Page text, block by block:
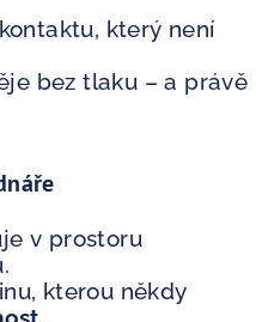
který není
bez tlaku – a právě
v prostoru
kterou někdy